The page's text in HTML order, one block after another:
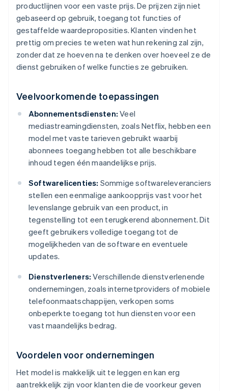
productlijnen voor een vaste prijs. De prijzen zijn niet
gebaseerd op gebruik, toegang tot functies of
gestaffelde waardeproposities. Klanten vinden het
prettig om precies te weten wat hun rekening zal zijn,
zonder dat ze hoeven na te denken over hoeveel ze de
dienst gebruiken of welke functies ze gebruiken.
Veelvoorkomende toepassingen
Abonnementsdiensten: Veel
mediastreamingdiensten, zoals Netflix, hebben een
model met vaste tarieven gebruikt waarbij
abonnees toegang hebben tot alle beschikbare
inhoud tegen één maandelijkse prijs.
Softwarelicenties: Sommige softwareleveranciers
stellen een eenmalige aankoopprijs vast voor het
levenslange gebruik van een product, in
tegenstelling tot een terugkerend abonnement. Dit
geeft gebruikers volledige toegang tot de
mogelijkheden van de software en eventuele
updates.
Dienstverleners: Verschillende dienstverlenende
ondernemingen, zoals internetproviders of mobiele
telefoonmaatschappijen, verkopen soms
onbeperkte toegang tot hun diensten voor een
vast maandelijks bedrag.
Voordelen voor ondernemingen
Het model is makkelijk uit te leggen en kan erg
aantrekkelijk zijn voor klanten die de voorkeur geven